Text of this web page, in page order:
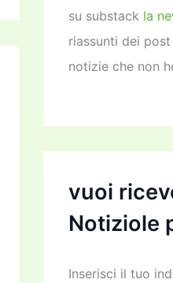
su substack la
riassunti dei post
notizie che non
vuoi
Notiziole
Inserisci il tuo